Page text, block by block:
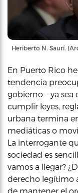
Heriberto N. Saurí.
En Puerto Rico
tendencia
gobierno —ya sea
cumplir leyes,
urbana termina
mediáticas o
La interrogante
sociedad es
vamos a llegar?
derecho legítimo
de mantener el